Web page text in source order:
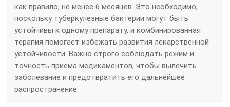
как правило, не менее 6 месяцев. Это необходимо,
поскольку туберкулезные бактерии могут быть
устойчивы к одному препарату, и комбинированная
терапия помогает избежать развития лекарственной
устойчивости. Важно строго соблюдать режим и
точность приема медикаментов, чтобы вылечить
заболевание и предотвратить его дальнейшее
распространение.